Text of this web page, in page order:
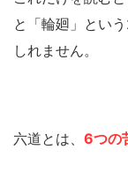
と「輪廻」とい
しれません。
六道とは、 6つの